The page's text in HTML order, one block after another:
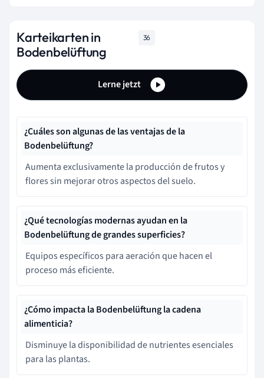
Karteikarten in
Bodenbelüftung
36
Lerne jetzt
¿Cuáles son algunas de las ventajas de la
Bodenbelüftung?
Aumenta exclusivamente la producción de frutos y
flores sin mejorar otros aspectos del suelo.
¿Qué tecnologías modernas ayudan en la
Bodenbelüftung de grandes superficies?
Equipos específicos para aeración que hacen el
proceso más eficiente.
¿Cómo impacta la Bodenbelüftung la cadena
alimenticia?
Disminuye la disponibilidad de nutrientes esenciales
para las plantas.